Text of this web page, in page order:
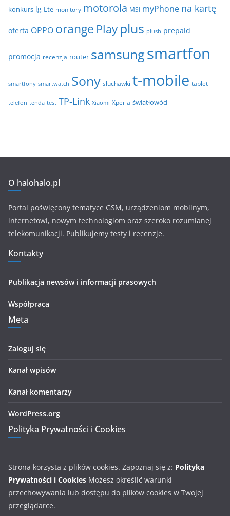
konkurs lg Lte monitory motorola MSI myPhone na kartę
oferta OPPO orange Play plus plush prepaid
promocja recenzja router samsungsmartfon
smartfony smartwatch Sony słuchawki t-mobile tablet
telefon tenda test TP-Link Xiaomi Xperia światłowód
O halohalo.pl
Portal poświęcony tematyce GSM, urządzeniom mobilnym,
internetowi, nowym technologiom oraz szeroko rozumianej
telekomunikacji. Publikujemy testy i recenzje.
Kontakty
Publikacja newsów i informacji prasowych
Współpraca
Meta
Zaloguj się
Kanał wpisów
Kanał komentarzy
WordPress.org
Polityka Prywatności i Cookies
Strona korzysta z plików cookies. Zapoznaj się z: Polityka
Prywatności i Cookies Możesz określić warunki
przechowywania lub dostępu do plików cookies w Twojej
przeglądarce.